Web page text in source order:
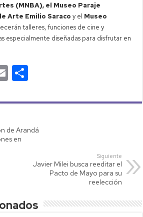
(MNBA), el Museo Paraje
Arte Emilio Saraco y el Museo
talleres, funciones de cine y
especialmente diseñadas para disfrutar en
E
ail m
ar
de Arandá
en
Siguiente
Javier Milei busca reeditar el
Pacto de Mayo para su
reelección